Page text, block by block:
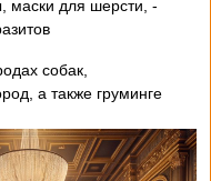
маски для шерсти,
собак,
а также груминге